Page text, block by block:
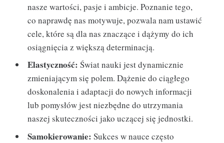
nasze wartości, pasje i ambicje. Poznanie tego,
co naprawdę nas motywuje, pozwala nam ustawić
cele, które są dla nas znaczące i dążymy do ich
osiągnięcia z większą determinacją.
Elastyczność: Świat nauki jest dynamicznie
zmieniającym się polem. Dążenie do ciągłego
doskonalenia i adaptacji do nowych informacji
lub pomysłów jest niezbędne do utrzymania
naszej skuteczności jako uczącej się jednostki.
Samokierowanie: Sukces w nauce często